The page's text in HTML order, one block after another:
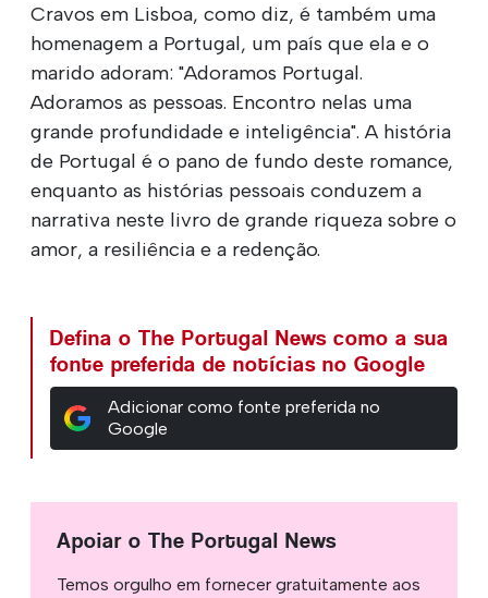
Cravos em Lisboa, como diz, é também uma
homenagem a Portugal, um país que ela e o
marido adoram: "Adoramos Portugal.
Adoramos as pessoas. Encontro nelas uma
grande profundidade e inteligência". A história
de Portugal é o pano de fundo deste romance,
enquanto as histórias pessoais conduzem a
narrativa neste livro de grande riqueza sobre o
amor, a resiliência e a redenção.
Defina o The Portugal News como a sua
fonte preferida de notícias no Google
Adicionar como fonte preferida no
Google
Apoiar o The Portugal News
Temos orgulho em fornecer gratuitamente aos